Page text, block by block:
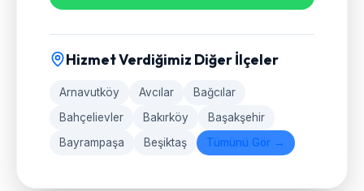
Hizmet Verdiğimiz Diğer İlçeler
Arnavutköy Avcılar
Bağcılar
Bahçelievler
Bakırköy
Başakşehir
Bayrampaşa
Beşiktaş Tümünü Gör →